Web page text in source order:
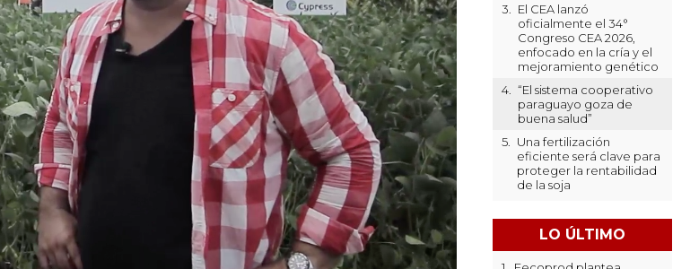
3.
El CEA lanzó
oficialmente el 34°
Congreso CEA 2026,
enfocado en la cría y el
mejoramiento genético
4.
“El sistema cooperativo
paraguayo goza de
buena salud”
5.
Una fertilización
eficiente será clave para
proteger la rentabilidad
de la soja
LO ÚLTIMO